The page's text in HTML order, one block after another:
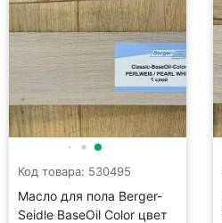
Код товара: 530495
Масло для пола Berger-
Seidle BaseOil Color цвет